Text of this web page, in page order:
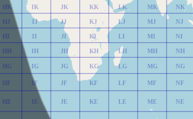
HE
HF
HG
HJ
HK
IE
IF
IG
IH
II
IJ
IK
JE
JF
JG
JH
JI
JJ
JK
KE
KF
KG
KH
KI
KJ
KK
LE
LF
LG
LH
LI
LJ
LK
ME
MF
MG
MH
MI
MJ
MK
NE
NF
NG
NH
NI
NJ
NK